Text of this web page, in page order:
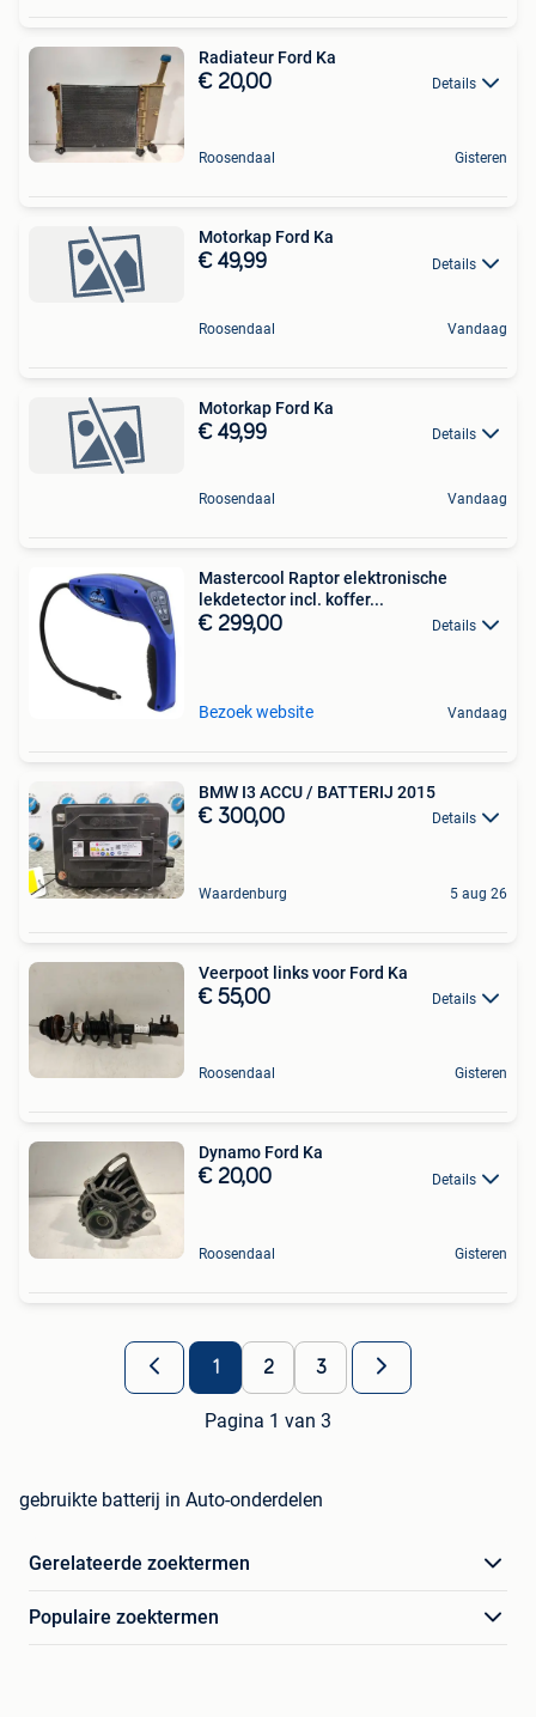
Radiateur Ford Ka
€ 20,00 Details
Roosendaal Gisteren
Motorkap Ford Ka
€ 49,99 Details
Roosendaal Vandaag
Motorkap Ford Ka
€ 49,99 Details
Roosendaal Vandaag
Mastercool Raptor elektronische
lekdetector incl. koffer...
€ 299,00 Details
Bezoek website Vandaag
BMW I3 ACCU / BATTERIJ 2015
€ 300,00 Details
Waardenburg 5 aug 26
Veerpoot links voor Ford Ka
€ 55,00 Details
Roosendaal Gisteren
Dynamo Ford Ka
€ 20,00 Details
Roosendaal Gisteren
1 2 3
Pagina 1 van 3
gebruikte batterij in Auto-onderdelen
Gerelateerde zoektermen
Populaire zoektermen